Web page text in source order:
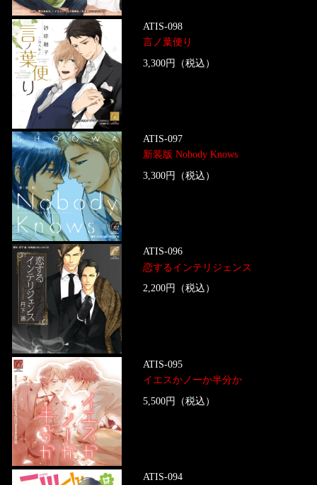
ATIS-098
言ノ葉便り
3,300円（税込）
ATIS-097
新装版 Nobody Knows
3,300円（税込）
ATIS-096
恋するインテリジェンス
2,200円（税込）
ATIS-095
イエスかノーか半分か
5,500円（税込）
ATIS-094